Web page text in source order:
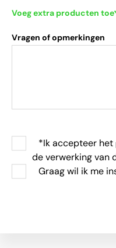
Voeg extra producten toe
Vragen of opmerkingen
*Ik accepteer het
de verwerking van
Graag wil ik me